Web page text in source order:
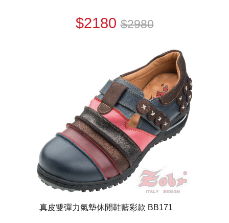
$2180$2980
真皮雙彈力氣墊休閒鞋藍彩款 BB171